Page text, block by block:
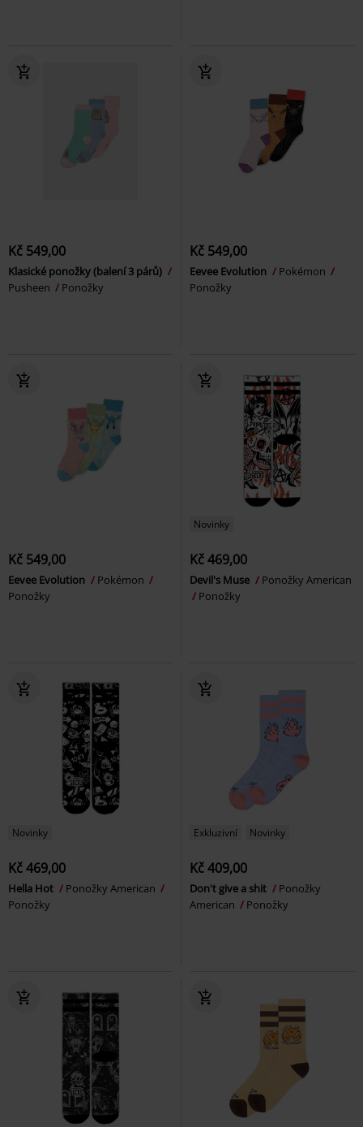
Kč 549,00
Klasické ponožky (balení 3 párů)
Pusheen
Ponožky
Kč 549,00
Eevee Evolution
Pokémon
Ponožky
Kč 549,00
Eevee Evolution
Pokémon
Ponožky
Novinky
Kč 469,00
Devil's Muse
Ponožky American
Ponožky
Novinky
Kč 469,00
Hella Hot
Ponožky American
Ponožky
Exkluzivní Novinky
Kč 409,00
Don't give a shit
Ponožky
American
Ponožky